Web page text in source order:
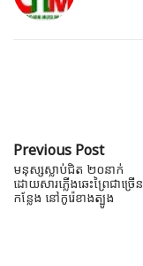
Previous Post
មនុស្សស្លាប់ជិត ២០នាក់
ដោយសារភ្លើងឆេះព្រៃជាច្រើន
កន្លែង នៅកូរ៉េខាងត្បូង